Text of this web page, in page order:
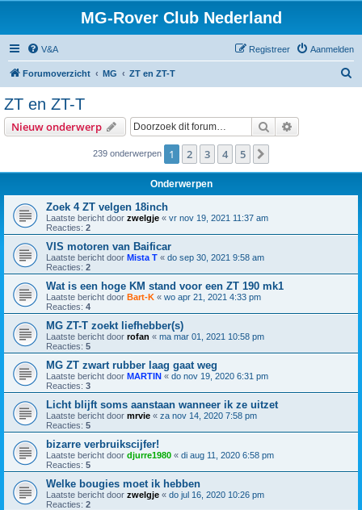
MG-Rover Club Nederland
V&A Aanmelden
Registreer
Forumoverzicht MG ZT en ZT-T
ZT en ZT-T
Nieuw onderwerp Zoek
239 onderwerpen 1 2 3 4 5
Onderwerpen
Zoek 4 ZT velgen 18inch
Laatste bericht door zwelgje « vr nov 19, 2021 11:37 am
Reacties: 2
VIS motoren van Baificar
Laatste bericht door Mista T « do sep 30, 2021 9:58 am
Reacties: 2
Wat is een hoge KM stand voor een ZT 190 mk1
Laatste bericht door Bart-K « wo apr 21, 2021 4:33 pm
Reacties: 4
MG ZT-T zoekt liefhebber(s)
Laatste bericht door rofan « ma mar 01, 2021 10:58 pm
Reacties: 5
MG ZT zwart rubber laag gaat weg
Laatste bericht door MARTIN « do nov 19, 2020 6:31 pm
Reacties: 3
Licht blijft soms aanstaan wanneer ik ze uitzet
Laatste bericht door mrvie « za nov 14, 2020 7:58 pm
Reacties: 5
bizarre verbruikscijfer!
Laatste bericht door djurre1980 « di aug 11, 2020 6:58 pm
Reacties: 5
Welke bougies moet ik hebben
Laatste bericht door zwelgje « do jul 16, 2020 10:26 pm
Reacties: 2